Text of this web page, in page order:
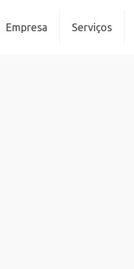
Empresa Serviços